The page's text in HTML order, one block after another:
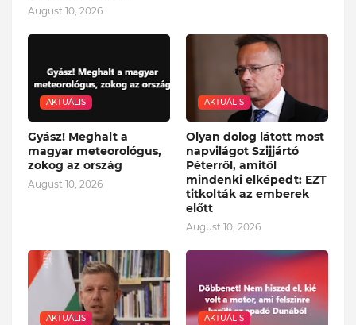
August 10, 2026
AKTUÁLIS
Gyász! Meghalt a
magyar meteorológus,
zokog az ország
August 10, 2026
AKTUÁLIS
Olyan dolog látott most
napvilágot Szijjártó
Péterről, amitől
mindenki elképedt: EZT
titkolták az emberek
előtt
August 10, 2026
AKTUÁLIS AKTUÁLIS